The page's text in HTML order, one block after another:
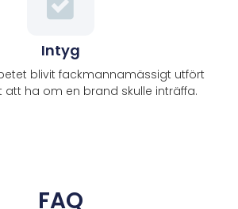
Intyg
blivit fackmannamässigt utfört
att ha om en brand skulle inträffa.
FAQ